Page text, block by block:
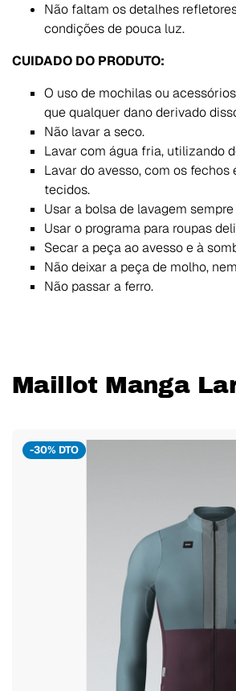
Não faltam os detalhes
condições de pouca luz.
CUIDADO DO PRODUTO:
O uso de mochilas ou
que qualquer dano derivado
Não lavar a seco.
Lavar com água fria, utilizando
Lavar do avesso, com os
tecidos.
Usar a bolsa de lavagem
Usar o programa para roupas
Secar a peça ao avesso e à
Não deixar a peça de molho,
Não passar a ferro.
Maillot Manga
-30% DTO